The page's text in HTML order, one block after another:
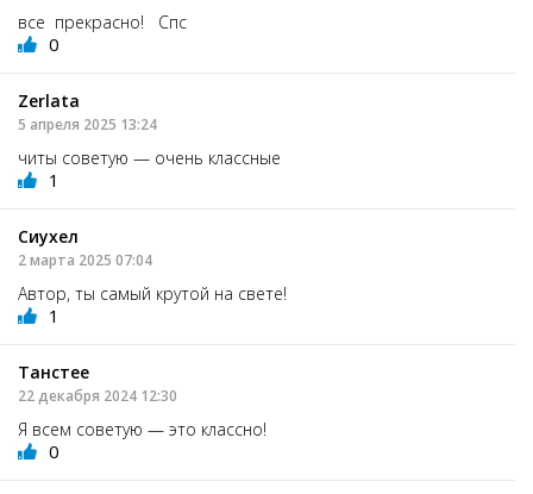
все прекрасно! Спс
0
Zerlata
5 апреля 2025 13:24
читы советую — очень классные
1
Сиухел
2 марта 2025 07:04
Автор, ты самый крутой на свете!
1
Танстее
22 декабря 2024 12:30
Я всем советую — это классно!
0